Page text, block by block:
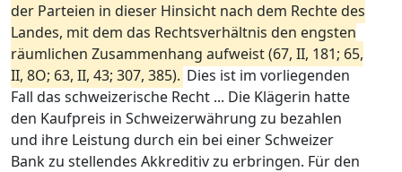
der Parteien in dieser Hinsicht nach dem Rechte des
Landes, mit dem das Rechtsverhältnis den engsten
räumlichen Zusammenhang aufweist (67, II, 181; 65,
II, 8O; 63, II, 43; 307, 385). Dies ist im vorliegenden
Fall das schweizerische Recht ... Die Klägerin hatte
den Kaufpreis in Schweizerwährung zu bezahlen
und ihre Leistung durch ein bei einer Schweizer
Bank zu stellendes Akkreditiv zu erbringen. Für den